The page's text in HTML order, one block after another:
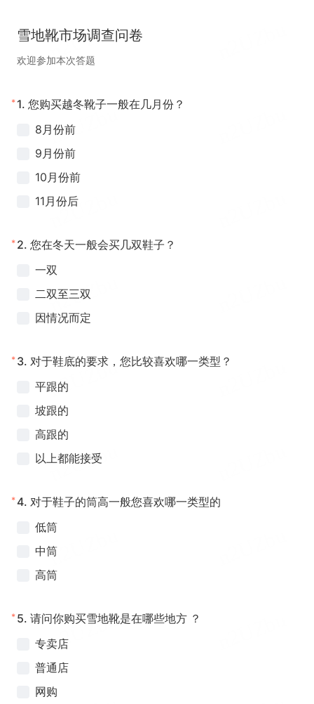
雪地靴市场调查问卷
欢迎参加本次答题
* 1. 您购买越冬靴子一般在几月份？
8月份前
9月份前
10月份前
11月份后
* 2. 您在冬天一般会买几双鞋子？
一双
二双至三双
因情况而定
* 3. 对于鞋底的要求，您比较喜欢哪一类型？
平跟的
坡跟的
高跟的
以上都能接受
* 4. 对于鞋子的筒高一般您喜欢哪一类型的
低筒
中筒
高筒
* 5. 请问你购买雪地靴是在哪些地方 ？
专卖店
普通店
网购